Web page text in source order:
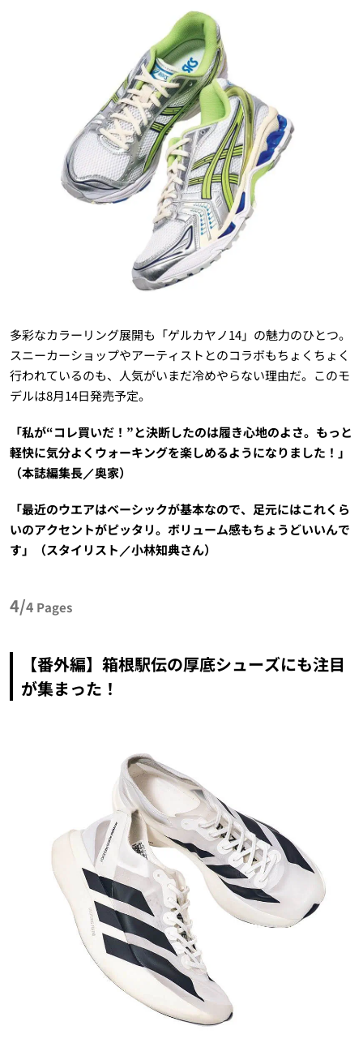
多彩なカラーリング展開も「ゲルカヤノ14」の魅力のひとつ。
スニーカーショップやアーティストとのコラボもちょくちょく
行われているのも、人気がいまだ冷めやらない理由だ。このモ
デルは8月14日発売予定。
「私が“コレ買いだ！”と決断したのは履き心地のよさ。もっと
軽快に気分よくウォーキングを楽しめるようになりました！」
（本誌編集長／奥家）
「最近のウエアはベーシックが基本なので、足元にはこれくら
いのアクセントがピッタリ。ボリューム感もちょうどいいんで
す」（スタイリスト／小林知典さん）
4/4 Pages
【番外編】箱根駅伝の厚底シューズにも注目
が集まった！